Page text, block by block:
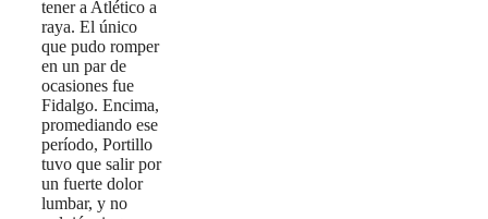
tener a Atlético a
raya. El único
que pudo romper
en un par de
ocasiones fue
Fidalgo. Encima,
promediando ese
período, Portillo
tuvo que salir por
un fuerte dolor
lumbar, y no